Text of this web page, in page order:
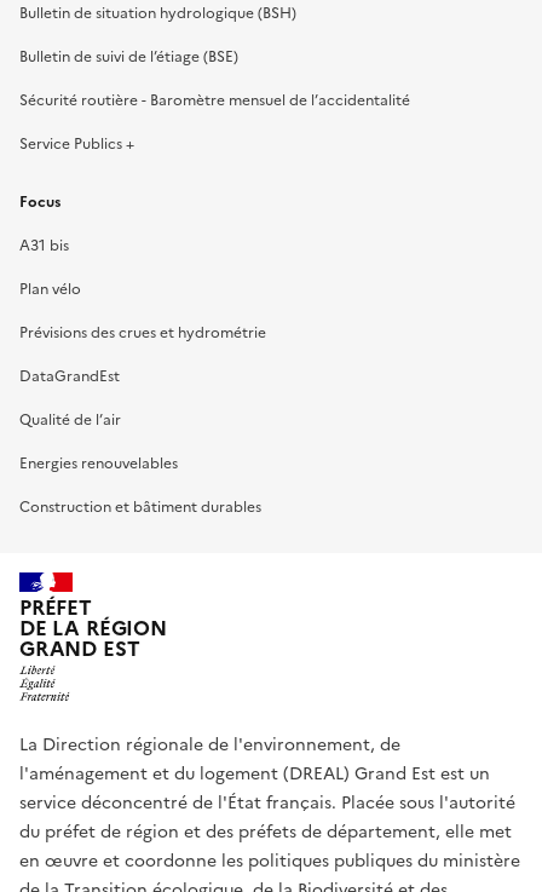
Bulletin de situation hydrologique (BSH)
Bulletin de suivi de l’étiage (BSE)
Sécurité routière - Baromètre mensuel de l’accidentalité
Service Publics +
Focus
A31 bis
Plan vélo
Prévisions des crues et hydrométrie
DataGrandEst
Qualité de l’air
Energies renouvelables
Construction et bâtiment durables
PRÉFET
DE LA RÉGION
GRAND EST
La Direction régionale de l'environnement, de
l'aménagement et du logement (DREAL) Grand Est est un
service déconcentré de l'État français. Placée sous l'autorité
du préfet de région et des préfets de département, elle met
en œuvre et coordonne les politiques publiques du ministère